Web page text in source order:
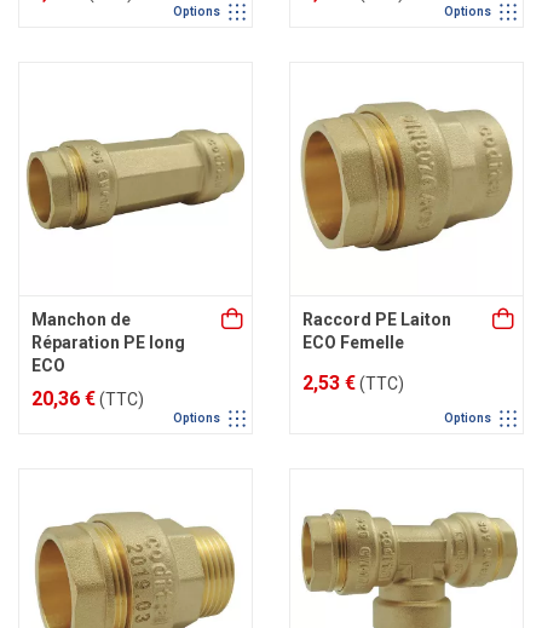
Options Options
Manchon de
Réparation PE long
ECO
20,36 €(TTC)
Options
Raccord PE Laiton
ECO Femelle
2,53 €(TTC)
Options